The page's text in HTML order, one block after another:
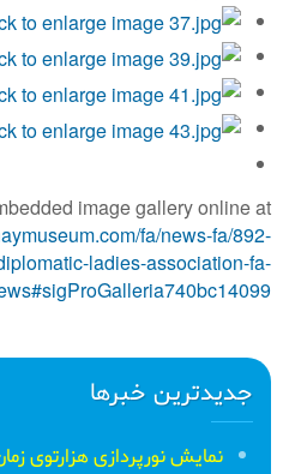
image gallery online at:
fa/news-fa/892-
ladies-association-fa-
جدیدترین خبرها
نمایش نورپردازی هزارتوی